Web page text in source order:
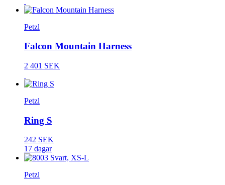
Petzl
Falcon Mountain Harness
2 401 SEK
Petzl
Ring S
242 SEK
17 dagar
Petzl